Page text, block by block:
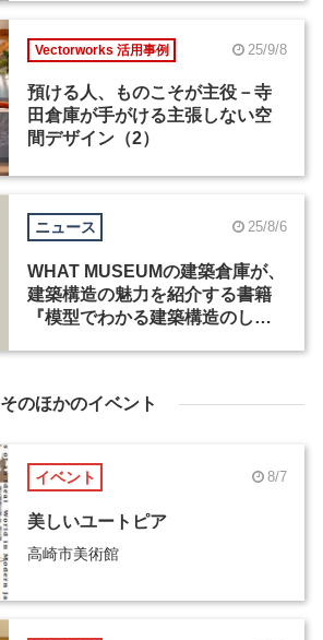
Vectorworks 活用事例 25/9/8
預ける人、ものこそが主役－寺
田倉庫が手がける主張しない空
間デザイン（2）
ニュース 25/8/6
WHAT MUSEUMの建築倉庫が、
建築構造の魅力を紹介する書籍
『模型でわかる建築構造のしく
そのほかのイベント
イベント 8/7
美しいユートピア
高崎市美術館